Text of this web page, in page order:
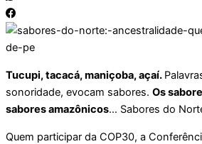
Tucupi, tacacá, maniçoba, açaí.
sonoridade, evocam sabores. Os
sabores amazônicos… Sabores do
Quem participar da COP30, a